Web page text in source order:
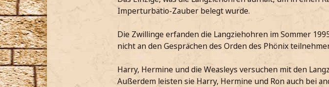
Imperturbatio-Zauber belegt wurde.
Die Zwillinge erfanden die Langziehohren im Sommer
nicht an den Gesprächen des Orden des Phönix
Harry, Hermine und die Weasleys versuchen mit den
Außerdem leisten sie Harry, Hermine und Ron auch bei